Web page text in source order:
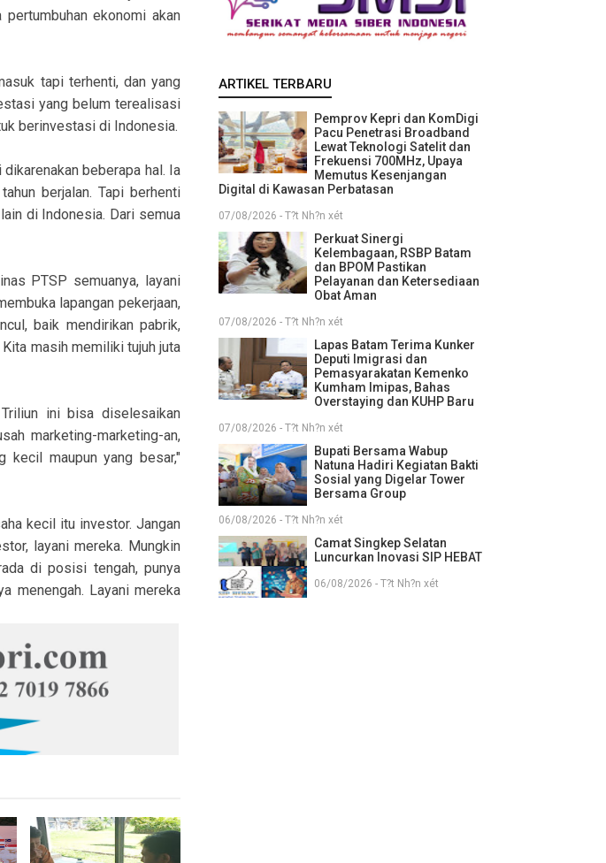
ekonomi akan
tapi terhenti, dan yang
yang belum terealisasi
berinvestasi di Indonesia.
beberapa hal. Ia
berjalan. Tapi berhenti
di Indonesia. Dari semua
PTSP semuanya, layani
lapangan pekerjaan,
baik mendirikan pabrik,
masih memiliki tujuh juta
ini bisa diselesaikan
marketing-marketing-an,
kecil maupun yang besar,"
kecil itu investor. Jangan
layani mereka. Mungkin
di posisi tengah, punya
menengah. Layani mereka
ARTIKEL TERBARU
Pemprov Kepri dan KomDigi
Pacu Penetrasi Broadband
Lewat Teknologi Satelit dan
Frekuensi 700MHz, Upaya
Memutus Kesenjangan
Digital di Kawasan Perbatasan
07/08/2026 - T?t Nh?n xét
Perkuat Sinergi
Kelembagaan, RSBP Batam
dan BPOM Pastikan
Pelayanan dan Ketersediaan
Obat Aman
07/08/2026 - T?t Nh?n xét
Lapas Batam Terima Kunker
Deputi Imigrasi dan
Pemasyarakatan Kemenko
Kumham Imipas, Bahas
Overstaying dan KUHP Baru
07/08/2026 - T?t Nh?n xét
Bupati Bersama Wabup
Natuna Hadiri Kegiatan Bakti
Sosial yang Digelar Tower
Bersama Group
06/08/2026 - T?t Nh?n xét
Camat Singkep Selatan
Luncurkan Inovasi SIP HEBAT
06/08/2026 - T?t Nh?n xét